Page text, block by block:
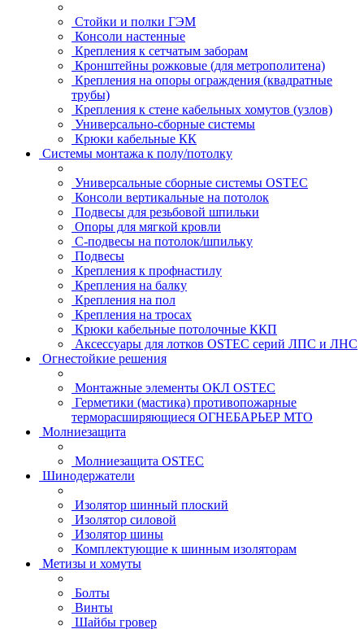
Стойки и полки ГЭМ
Консоли настенные
Крепления к сетчатым заборам
Кронштейны рожковые (для метрополитена)
Крепления на опоры ограждения (квадратные
трубы)
Крепления к стене кабельных хомутов (узлов)
Универсально-сборные системы
Крюки кабельные КК
Системы монтажа к полу/потолку
Универсальные сборные системы OSTEC
Консоли вертикальные на потолок
Подвесы для резьбовой шпильки
Опоры для мягкой кровли
С-подвесы на потолок/шпильку
Подвесы
Крепления к профнастилу
Крепления на балку
Крепления на пол
Крепления на тросах
Крюки кабельные потолочные ККП
Аксессуары для лотков OSTEC серий ЛПС и ЛНС
Огнестойкие решения
Монтажные элементы ОКЛ OSTEC
Герметики (мастика) противопожарные
терморасширяющиеся ОГНЕБАРЬЕР МТО
Молниезащита
Молниезащита OSTEC
Шинодержатели
Изолятор шинный плоский
Изолятор силовой
Изолятор шины
Комплектующие к шинным изоляторам
Метизы и хомуты
Болты
Винты
Шайбы гровер